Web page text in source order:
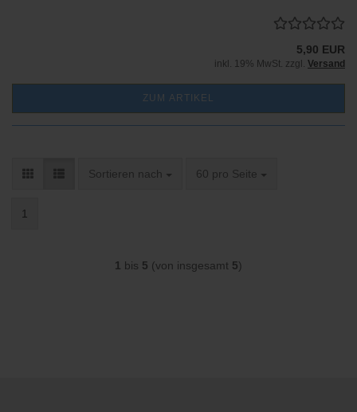
5,90 EUR
inkl. 19% MwSt. zzgl. Versand
ZUM ARTIKEL
Sortieren nach
Sortieren nach 60 pro Seite
pro Seite
1
1 bis 5 (von insgesamt 5)